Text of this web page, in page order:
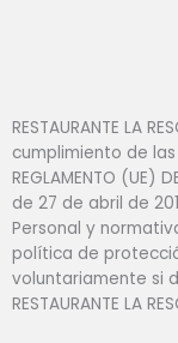
RESTAURANTE LA
cumplimiento de
REGLAMENTO (UE)
de 27 de abril de
Personal y
política de
voluntariamente si
RESTAURANTE LA